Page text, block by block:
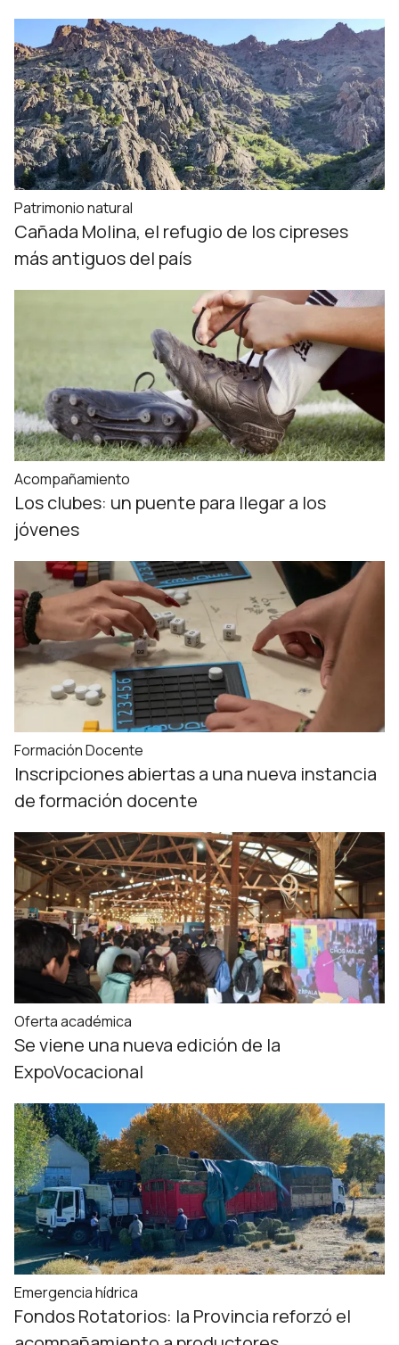
Patrimonio natural
Cañada Molina, el refugio de los cipreses
más antiguos del país
Acompañamiento
Los clubes: un puente para llegar a los
jóvenes
Formación Docente
Inscripciones abiertas a una nueva instancia
de formación docente
Oferta académica
Se viene una nueva edición de la
ExpoVocacional
Emergencia hídrica
Fondos Rotatorios: la Provincia reforzó el